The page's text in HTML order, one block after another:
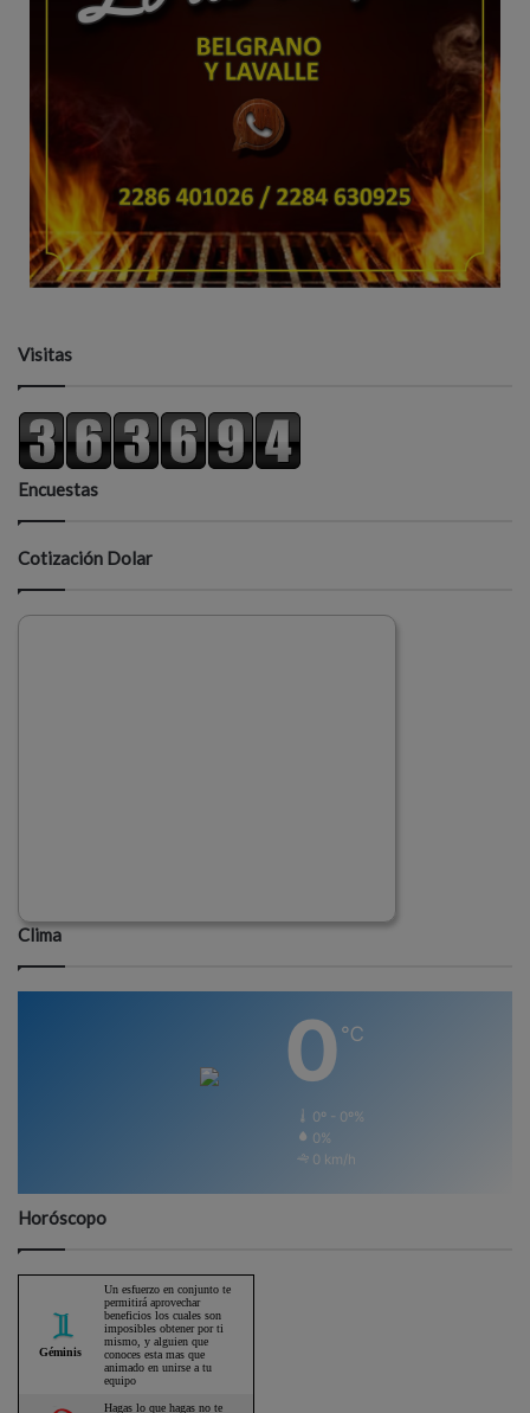
Visitas
Encuestas
Cotización Dolar
Clima
0 ℃
0º - 0º%
0%
0 km/h
Horóscopo